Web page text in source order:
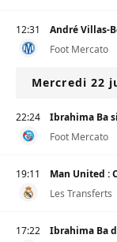
12:31
André Villas-
Foot Mercato
Mercredi 22
22:24
Ibrahima Ba
Foot Mercato
19:11
Man United :
Les Transferts
17:22
Ibrahima Ba